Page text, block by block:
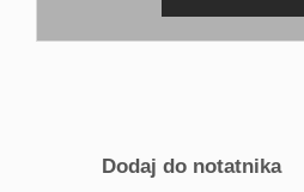
Dodaj do notatnika